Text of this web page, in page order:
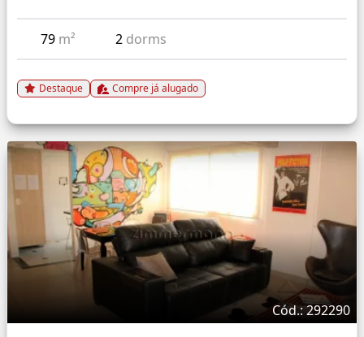
79 m² 2 dorms
Destaque Compre já alugado
Cód.: 292290